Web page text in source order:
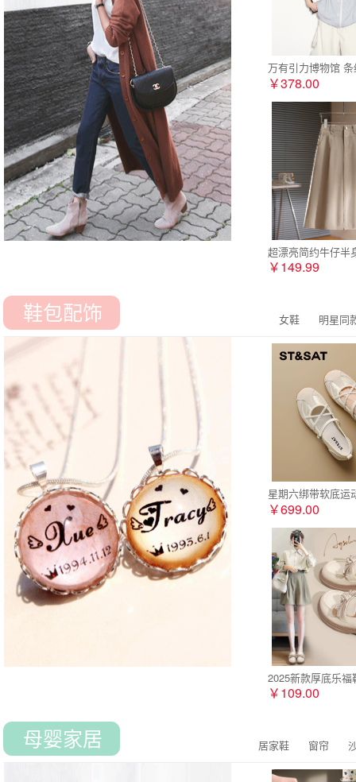
万有引力博物馆
￥378.00
超漂亮简约牛仔半
￥149.99
鞋包配饰 女鞋 明星同
星期六绑带软底运
￥699.00
2025新款厚底乐
￥109.00
母婴家居 居家鞋 窗帘